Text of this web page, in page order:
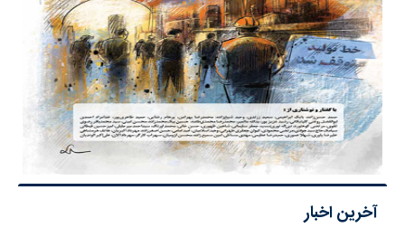
آخرین اخبار